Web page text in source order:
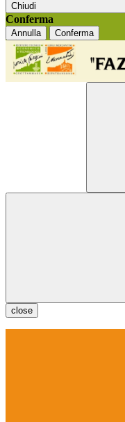
Chiudi
Conferma
Annulla Conferma
close